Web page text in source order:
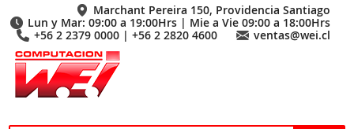
Marchant Pereira 150, Providencia Santiago
Lun y Mar: 09:00 a 19:00Hrs | Mie a Vie 09:00 a 18:00Hrs
+56 2 2379 0000 | +56 2 2820 4600
ventas@wei.cl